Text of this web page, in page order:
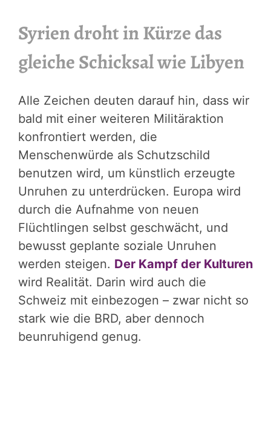
Syrien droht in Kürze das
gleiche Schicksal wie Libyen
Alle Zeichen deuten darauf hin, dass wir
bald mit einer weiteren Militäraktion
konfrontiert werden, die
Menschenwürde als Schutzschild
benutzen wird, um künstlich erzeugte
Unruhen zu unterdrücken. Europa wird
durch die Aufnahme von neuen
Flüchtlingen selbst geschwächt, und
bewusst geplante soziale Unruhen
werden steigen. Der Kampf der Kulturen
wird Realität. Darin wird auch die
Schweiz mit einbezogen – zwar nicht so
stark wie die BRD, aber dennoch
beunruhigend genug.